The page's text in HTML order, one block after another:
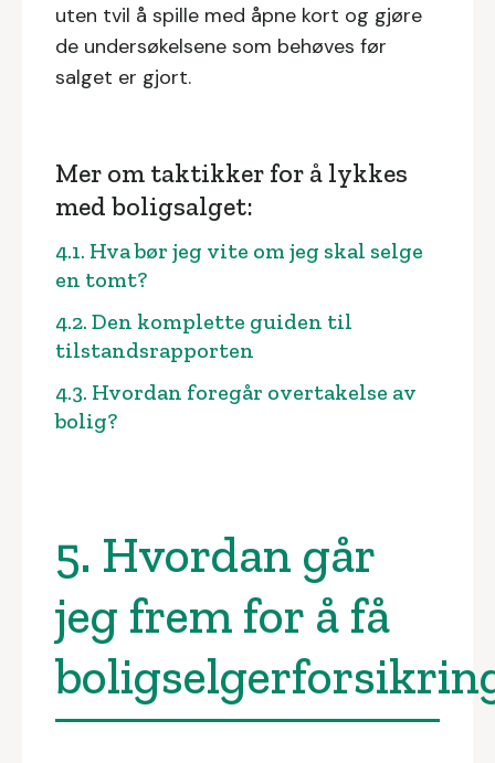
uten tvil å spille med åpne kort og gjøre
de undersøkelsene som behøves før
salget er gjort.
Mer om taktikker for å lykkes
med boligsalget:
4.1. Hva bør jeg vite om jeg skal selge
en tomt?
4.2. Den komplette guiden til
tilstandsrapporten
4.3. Hvordan foregår overtakelse av
bolig?
5. Hvordan går
jeg frem for å få